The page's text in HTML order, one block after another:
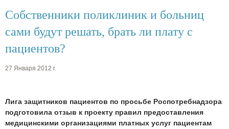
Собственники поликлиник и больниц
сами будут решать, брать ли плату с
пациентов?
27 Января 2012 г.
Лига защитников пациентов по просьбе Роспотребнадзора
подготовила отзыв к проекту правил предоставления
медицинскими организациями платных услуг пациентам